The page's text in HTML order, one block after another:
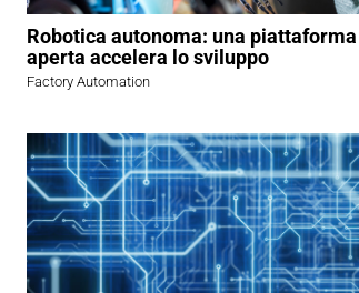
Robotica autonoma: una piattaforma
aperta accelera lo sviluppo
Factory Automation